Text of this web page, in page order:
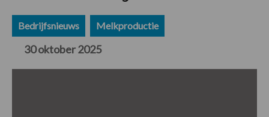
Bedrijfsnieuws Melkproductie
30 oktober 2025